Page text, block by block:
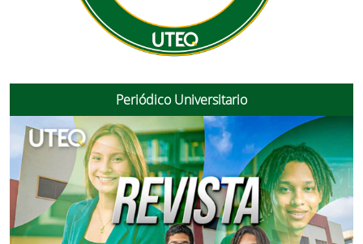
Periódico Universitario